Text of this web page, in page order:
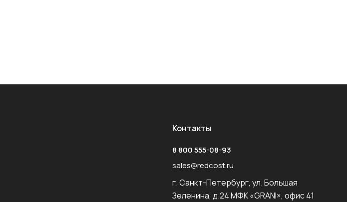
Контакты
8 800 555-08-93
sales@redcost.ru
г. Санкт-Петербург, ул. Большая
Зеленина, д.24 МФК «GRANI», офис 41